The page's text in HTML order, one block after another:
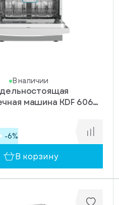
В наличии
машина KDF 60678
-6%
В корзину